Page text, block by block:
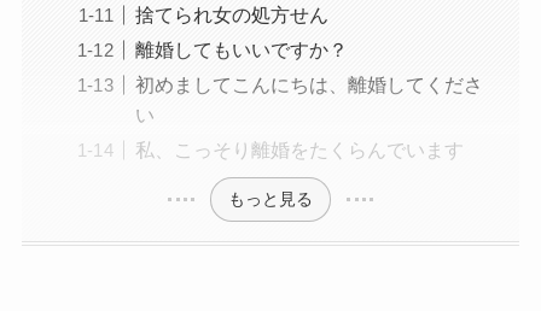
捨てられ女の処方せん
離婚してもいいですか？
初めましてこんにちは、離婚してくださ
い
私、こっそり離婚をたくらんでいます
もっと見る